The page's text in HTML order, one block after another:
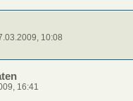
10:08
16:41